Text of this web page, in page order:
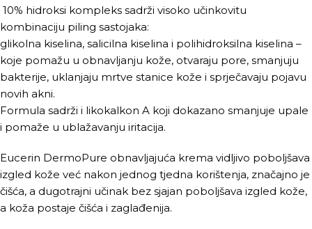
10% hidroksi kompleks sadrži visoko učinkovitu
kombinaciju piling sastojaka:
glikolna kiselina, salicilna kiselina i polihidroksilna kiselina –
koje pomažu u obnavljanju kože, otvaraju pore, smanjuju
bakterije, uklanjaju mrtve stanice kože i sprječavaju pojavu
novih akni.
Formula sadrži i likokalkon A koji dokazano smanjuje upale
i pomaže u ublažavanju iritacija.
Eucerin DermoPure obnavljajuća krema vidljivo poboljšava
izgled kože već nakon jednog tjedna korištenja, značajno je
čišća, a dugotrajni učinak bez sjajan poboljšava izgled kože,
a koža postaje čišća i zaglađenija.